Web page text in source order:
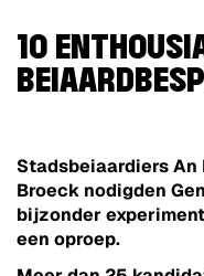
10
Stadsbeiaardiers An
Broeck nodigden
bijzonder
een oproep.